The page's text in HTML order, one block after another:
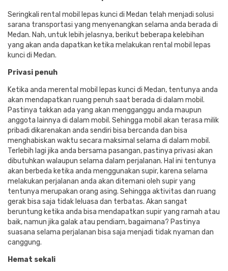
Seringkali rental mobil lepas kunci di Medan telah menjadi solusi
sarana transportasi yang menyenangkan selama anda berada di
Medan. Nah, untuk lebih jelasnya, berikut beberapa kelebihan
yang akan anda dapatkan ketika melakukan rental mobil lepas
kunci di Medan.
Privasi penuh
Ketika anda merental mobil lepas kunci di Medan, tentunya anda
akan mendapatkan ruang penuh saat berada di dalam mobil.
Pastinya takkan ada yang akan mengganggu anda maupun
anggota lainnya di dalam mobil. Sehingga mobil akan terasa milik
pribadi dikarenakan anda sendiri bisa bercanda dan bisa
menghabiskan waktu secara maksimal selama di dalam mobil.
Terlebih lagi jika anda bersama pasangan, pastinya privasi akan
dibutuhkan walaupun selama dalam perjalanan. Hal ini tentunya
akan berbeda ketika anda menggunakan supir, karena selama
melakukan perjalanan anda akan ditemani oleh supir yang
tentunya merupakan orang asing. Sehingga aktivitas dan ruang
gerak bisa saja tidak leluasa dan terbatas. Akan sangat
beruntung ketika anda bisa mendapatkan supir yang ramah atau
baik, namun jika galak atau pendiam, bagaimana? Pastinya
suasana selama perjalanan bisa saja menjadi tidak nyaman dan
canggung.
Hemat sekali